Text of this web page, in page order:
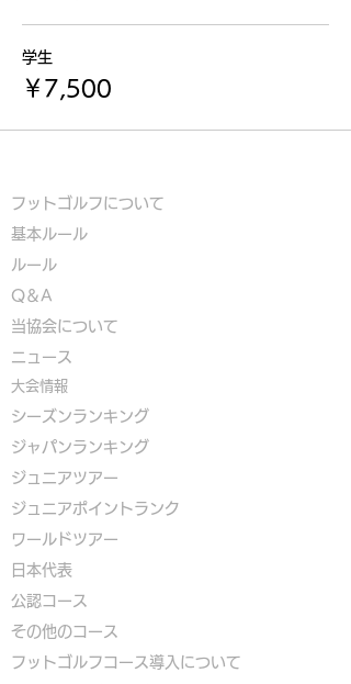
学生
￥7,500
フットゴルフについて
基本ルール
ルール
Q＆A
​当協会について
​ニュース
大会情報
シーズンランキング
ジャパンランキング
ジュニアツアー
ジュニアポイントランク
​ワールドツアー
​​日本代表
公認コース
​その他のコース
​ フットゴルフコース導入について